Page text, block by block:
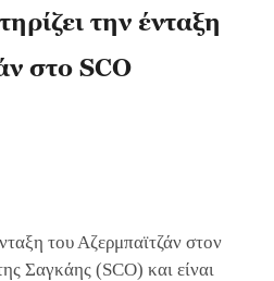
την ένταξη
στο SCO
του Αζερμπαϊτζάν στον
Σαγκάης (SCO) και είναι